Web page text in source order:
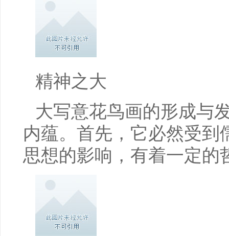
精神之大
大写意花鸟画的形成与
内蕴。首先，它必然受到
思想的影响，有着一定的